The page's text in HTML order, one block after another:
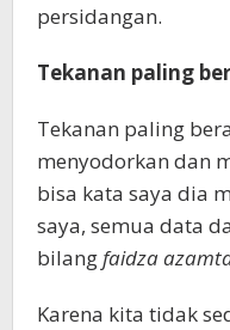
persidangan.
Tekanan paling
Tekanan paling
menyodorkan dan
bisa kata saya dia
saya, semua data
bilangfaidza
Karena kita tidak